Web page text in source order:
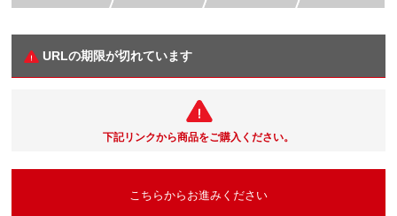
URLの期限が切れています
下記リンクから商品をご購入ください。
こちらからお進みください